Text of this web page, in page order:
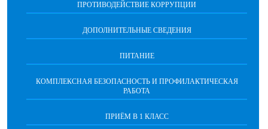
ПРОТИВОДЕЙСТВИЕ КОРРУПЦИИ
ДОПОЛНИТЕЛЬНЫЕ СВЕДЕНИЯ
ПИТАНИЕ
КОМПЛЕКСНАЯ БЕЗОПАСНОСТЬ И ПРОФИЛАКТИЧЕСКАЯ
РАБОТА
ПРИЁМ В 1 КЛАСС